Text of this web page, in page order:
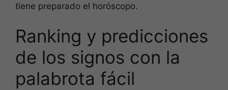
tiene preparado el horóscopo.
Ranking y predicciones
de los signos con la
palabrota fácil